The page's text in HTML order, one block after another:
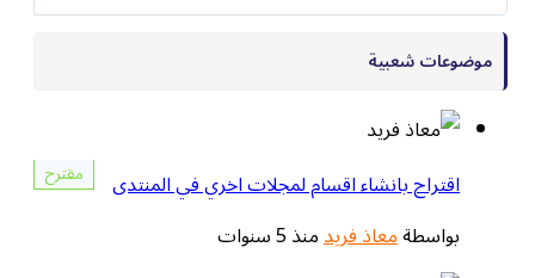
موضوعات شعبية
مقترح
اقتراح بانشاء اقسام لمجلات اخري في المنتدى
بواسطةمعاذ فريدمنذ 5 سنوات